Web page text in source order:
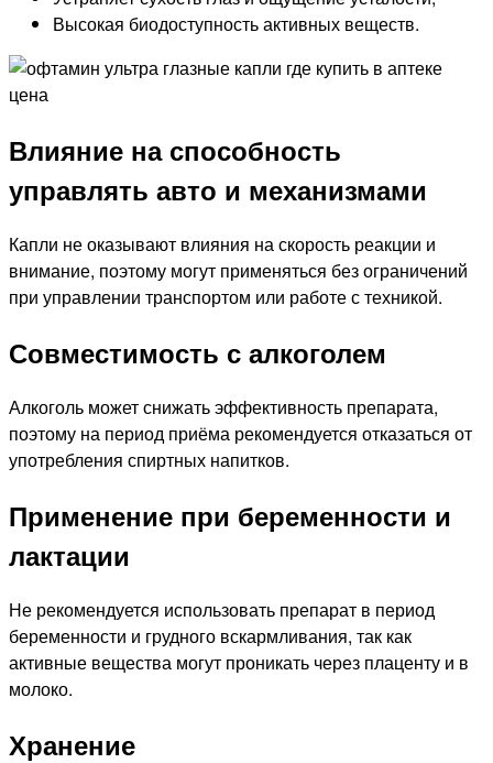
Высокая биодоступность активных веществ.
Влияние на способность
управлять авто и механизмами
Капли не оказывают влияния на скорость реакции и
внимание, поэтому могут применяться без ограничений
при управлении транспортом или работе с техникой.
Совместимость с алкоголем
Алкоголь может снижать эффективность препарата,
поэтому на период приёма рекомендуется отказаться от
употребления спиртных напитков.
Применение при беременности и
лактации
Не рекомендуется использовать препарат в период
беременности и грудного вскармливания, так как
активные вещества могут проникать через плаценту и в
молоко.
Хранение